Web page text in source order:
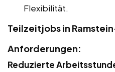
Flexibilität.
Teilzeitjobs in
Anforderungen:
Reduzierte